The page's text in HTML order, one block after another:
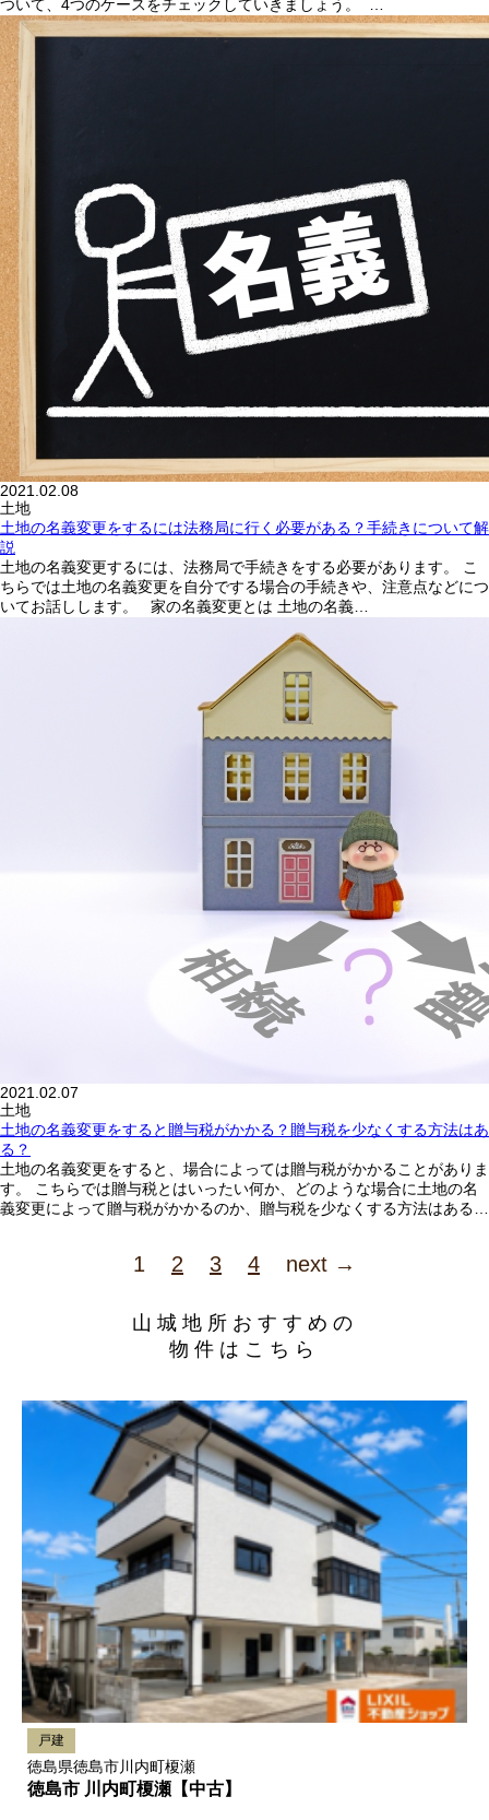
ついて、4つのケースをチェックしていきましょう。 …
2021.02.08
土地
土地の名義変更をするには法務局に行く必要がある？手続きについて解
説
土地の名義変更するには、法務局で手続きをする必要があります。 こ
ちらでは土地の名義変更を自分でする場合の手続きや、注意点などにつ
いてお話しします。 家の名義変更とは 土地の名義…
2021.02.07
土地
土地の名義変更をすると贈与税がかかる？贈与税を少なくする方法はあ
る？
土地の名義変更をすると、場合によっては贈与税がかかることがありま
す。 こちらでは贈与税とはいったい何か、どのような場合に土地の名
義変更によって贈与税がかかるのか、贈与税を少なくする方法はある…
1 2 3 4 next →
山城地所おすすめの
物件はこちら
戸建
徳島県徳島市川内町榎瀬
徳島市 川内町榎瀬【中古】